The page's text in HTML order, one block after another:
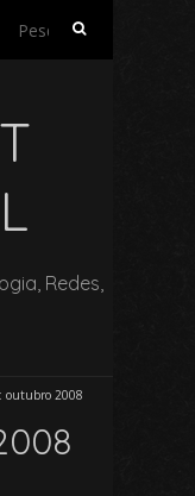
Pesquisar
Redes,
outubro 2008